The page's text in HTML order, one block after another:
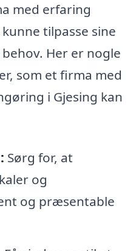
med erfaring
tilpasse sine
Her er nogle
som et firma med
i Gjesing kan
Sørg for, at
og
og præsentable